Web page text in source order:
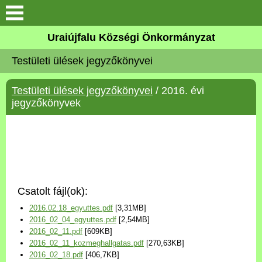
Köszöntő
Elérhetőségek
Uraiújfalu
Választási információk
Versenyképes Járások
Program
Uraiújfalu Községi Önkormányzat
Testületi ülések jegyzőkönyvei
Testületi ülések jegyzőkönyvei / 2016. évi
jegyzőkönyvek
Csatolt fájl(ok):
2016.02.18_egyuttes.pdf [3,31MB]
2016_02_04_egyuttes.pdf [2,54MB]
2016_02_11.pdf [609KB]
2016_02_11_kozmeghallgatas.pdf [270,63KB]
2016_02_18.pdf [406,7KB]